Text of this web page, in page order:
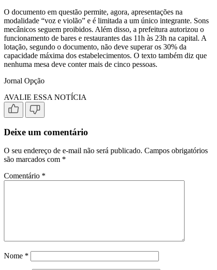
O documento em questão permite, agora, apresentações na
modalidade “voz e violão” e é limitada a um único integrante. Sons
mecânicos seguem proibidos. Além disso, a prefeitura autorizou o
funcionamento de bares e restaurantes das 11h às 23h na capital. A
lotação, segundo o documento, não deve superar os 30% da
capacidade máxima dos estabelecimentos. O texto também diz que
nenhuma mesa deve conter mais de cinco pessoas.
Jornal Opção
AVALIE ESSA NOTÍCIA
Deixe um comentário
O seu endereço de e-mail não será publicado. Campos obrigatórios
são marcados com *
Comentário *
Nome *